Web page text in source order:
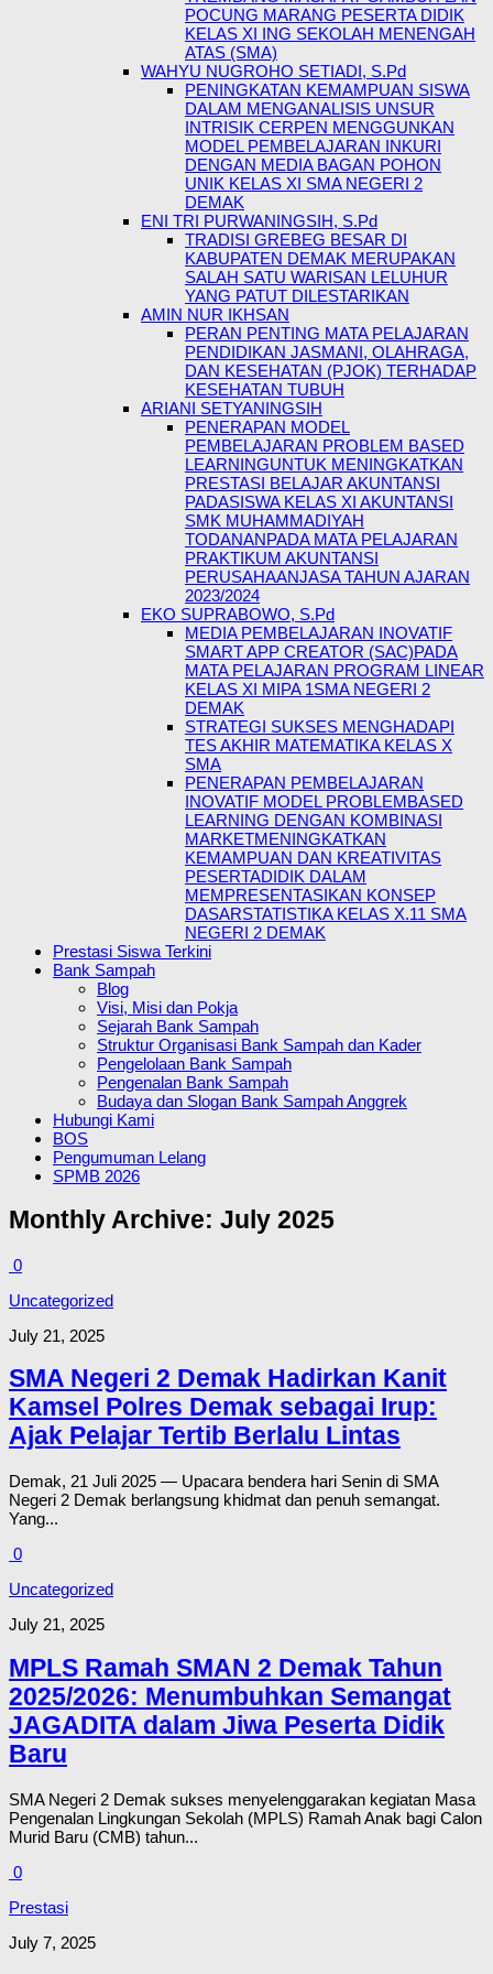
POCUNG MARANG PESERTA DIDIK
KELAS XI ING SEKOLAH MENENGAH
ATAS (SMA)
WAHYU NUGROHO SETIADI, S.Pd
PENINGKATAN KEMAMPUAN SISWA
DALAM MENGANALISIS UNSUR
INTRISIK CERPEN MENGGUNKAN
MODEL PEMBELAJARAN INKURI
DENGAN MEDIA BAGAN POHON
UNIK KELAS XI SMA NEGERI 2
DEMAK
ENI TRI PURWANINGSIH, S.Pd
TRADISI GREBEG BESAR DI
KABUPATEN DEMAK MERUPAKAN
SALAH SATU WARISAN LELUHUR
YANG PATUT DILESTARIKAN
AMIN NUR IKHSAN
PERAN PENTING MATA PELAJARAN
PENDIDIKAN JASMANI, OLAHRAGA,
DAN KESEHATAN (PJOK) TERHADAP
KESEHATAN TUBUH
ARIANI SETYANINGSIH
PENERAPAN MODEL
PEMBELAJARAN PROBLEM BASED
LEARNINGUNTUK MENINGKATKAN
PRESTASI BELAJAR AKUNTANSI
PADASISWA KELAS XI AKUNTANSI
SMK MUHAMMADIYAH
TODANANPADA MATA PELAJARAN
PRAKTIKUM AKUNTANSI
PERUSAHAANJASA TAHUN AJARAN
2023/2024
EKO SUPRABOWO, S.Pd
MEDIA PEMBELAJARAN INOVATIF
SMART APP CREATOR (SAC)PADA
MATA PELAJARAN PROGRAM LINEAR
KELAS XI MIPA 1SMA NEGERI 2
DEMAK
STRATEGI SUKSES MENGHADAPI
TES AKHIR MATEMATIKA KELAS X
SMA
PENERAPAN PEMBELAJARAN
INOVATIF MODEL PROBLEMBASED
LEARNING DENGAN KOMBINASI
MARKETMENINGKATKAN
KEMAMPUAN DAN KREATIVITAS
PESERTADIDIK DALAM
MEMPRESENTASIKAN KONSEP
DASARSTATISTIKA KELAS X.11 SMA
NEGERI 2 DEMAK
Prestasi Siswa Terkini
Bank Sampah
Blog
Visi, Misi dan Pokja
Sejarah Bank Sampah
Struktur Organisasi Bank Sampah dan Kader
Pengelolaan Bank Sampah
Pengenalan Bank Sampah
Budaya dan Slogan Bank Sampah Anggrek
Hubungi Kami
BOS
Pengumuman Lelang
SPMB 2026
Monthly Archive: July 2025
0
Uncategorized
July 21, 2025
SMA Negeri 2 Demak Hadirkan Kanit
Kamsel Polres Demak sebagai Irup:
Ajak Pelajar Tertib Berlalu Lintas
Demak, 21 Juli 2025 — Upacara bendera hari Senin di SMA
Negeri 2 Demak berlangsung khidmat dan penuh semangat.
Yang...
0
Uncategorized
July 21, 2025
MPLS Ramah SMAN 2 Demak Tahun
2025/2026: Menumbuhkan Semangat
JAGADITA dalam Jiwa Peserta Didik
Baru
SMA Negeri 2 Demak sukses menyelenggarakan kegiatan Masa
Pengenalan Lingkungan Sekolah (MPLS) Ramah Anak bagi Calon
Murid Baru (CMB) tahun...
0
Prestasi
July 7, 2025